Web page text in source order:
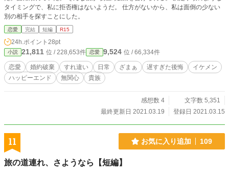
タイミングで、私に拒否権はないようだ。 仕方がないから、私は面倒の少ない
別の相手を探すことにした。
恋愛 完結 短編 R15
24h.ポイント 28pt
小説 21,811 位 / 228,653件 恋愛 9,524 位 / 66,334件
恋愛 婚約破棄 すれ違い 日常 ざまぁ 遅すぎた後悔
イケメン
ハッピーエンド
無関心 貴族
感想数 4
文字数 5,351
最終更新日 2021.03.19
登録日 2021.03.15
11 お気に入り追加 109
旅の道連れ、さようなら【短編】